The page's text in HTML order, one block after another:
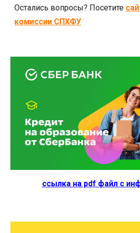
Остались вопросы? Посетите
комиссии СПХФУ
ссылка на pdf файл с